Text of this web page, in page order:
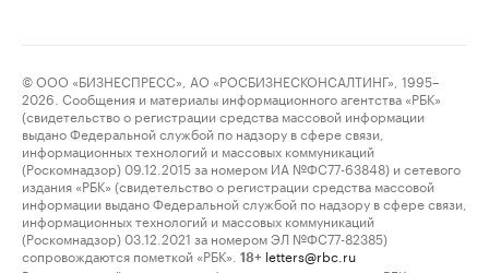
© ООО «БИЗНЕСПРЕСС», АО «РОСБИЗНЕСКОНСАЛТИНГ», 1995–
2026. Сообщения и материалы информационного агентства «РБК»
(свидетельство о регистрации средства массовой информации
выдано Федеральной службой по надзору в сфере связи,
информационных технологий и массовых коммуникаций
(Роскомнадзор) 09.12.2015 за номером ИА №ФС77-63848) и сетевого
издания «РБК» (свидетельство о регистрации средства массовой
информации выдано Федеральной службой по надзору в сфере связи,
информационных технологий и массовых коммуникаций
(Роскомнадзор) 03.12.2021 за номером ЭЛ №ФС77-82385)
сопровождаются пометкой «РБК».
18+ letters@rbc.ru